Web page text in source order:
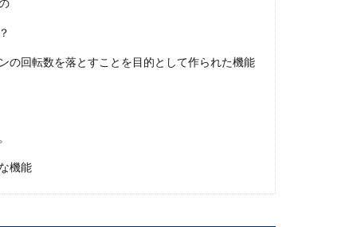
の回転数を落とすことを目的として作られた機能
機能